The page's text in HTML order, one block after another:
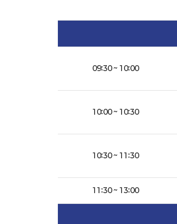
09:30 ~ 10:00
10:00 ~ 10:30
10:30 ~ 11:30
11:30 ~ 13:00